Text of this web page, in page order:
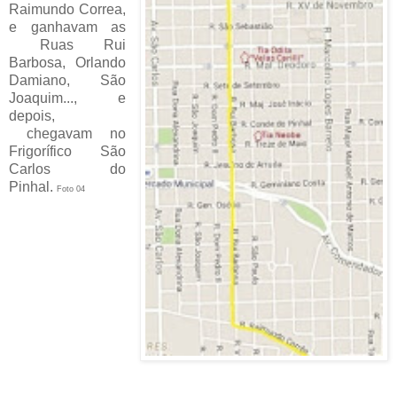
Raimundo Correa,
e ganhavam as
Ruas Rui
Barbosa, Orlando
Damiano, São
Joaquim..., e
depois,
chegavam no
Frigorífico São
Carlos do
Pinhal. Foto 04